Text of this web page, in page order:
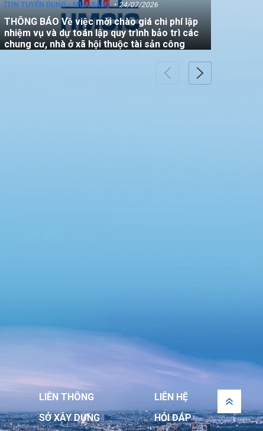
[TIN TUYỂN DỤNG - MUA SẮM] 24/07/2026
THÔNG BÁO Về việc mời chào giá chi phí lập
nhiệm vụ và dự toán lập quy trình bảo trì các
chung cư, nhà ở xã hội thuộc tài sản công
LIÊN THÔNG
SỞ XÂY DỰNG
LIÊN HỆ
HỎI ĐÁP